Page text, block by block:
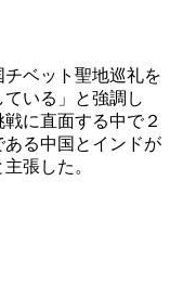
ベット聖地巡礼を
いる」と強調し
に直面する中で２
ある中国とインドが
張した。